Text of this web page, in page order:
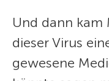
Und dann kam
dieser Virus
gewesene